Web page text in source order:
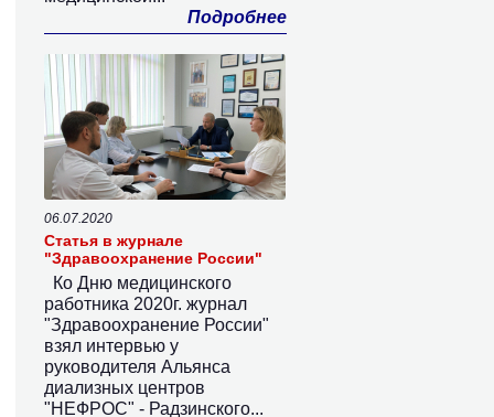
Подробнее
06.07.2020
Статья в журнале
"Здравоохранение России"
Ко Дню медицинского
работника 2020г. журнал
"Здравоохранение России"
взял интервью у
руководителя Альянса
диализных центров
"НЕФРОС" - Радзинского...